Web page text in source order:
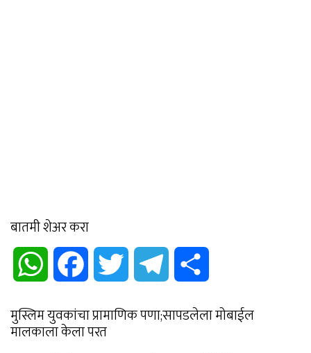
बातमी शेअर करा
WhatsApp Facebook Twitter Telegram
मुस्लिम युवकांचा प्रामाणिक पणा;सापडलेला मोबाईल
मालकाला केला परत